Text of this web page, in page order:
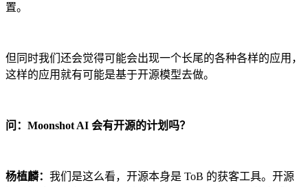
置。
但同时我们还会觉得可能会出现一个长尾的各种各样的应用，
这样的应用就有可能是基于开源模型去做。
问：Moonshot AI 会有开源的计划吗？
杨植麟： 我们是这么看，开源本身是 ToB 的获客工具。开源